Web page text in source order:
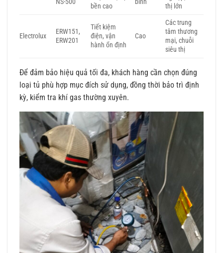
NS-500
bền cao
bình
thị lớn
Electrolux
ERW151,
ERW201
Tiết kiệm
điện, vận
hành ổn định
Cao
Các trung
tâm thương
mại, chuỗi
siêu thị
Để đảm bảo hiệu quả tối đa, khách hàng cần chọn đúng
loại tủ phù hợp mục đích sử dụng, đồng thời bảo trì định
kỳ, kiểm tra khí gas thường xuyên.